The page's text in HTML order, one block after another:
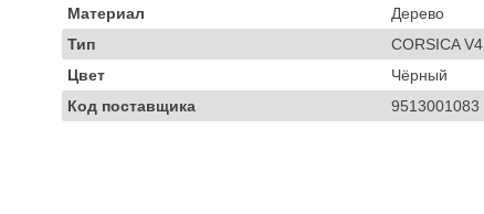
Материал
Дерево
Тип
CORSICA
Цвет
Чёрный
Код поставщика
9513001083